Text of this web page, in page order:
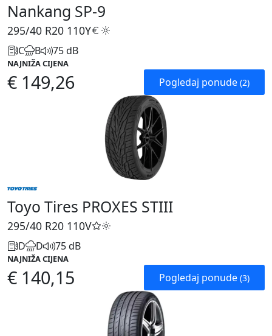
Nankang SP-9
295/40 R20 110Y
C B 75 dB
NAJNIŽA CIJENA
€ 149,26 Pogledaj ponude (2)
Toyo Tires PROXES STIII
295/40 R20 110V
D D 75 dB
NAJNIŽA CIJENA
€ 140,15 Pogledaj ponude (3)